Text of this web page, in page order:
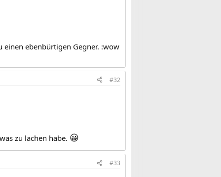
einen ebenbürtigen Gegner. :wow
#32
zu lachen habe. 😀
#33